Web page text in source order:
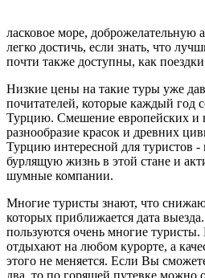
ласковое море, доброжелательную
легко достичь, если знать, что
почти также доступны, как
Низкие цены на такие туры уже
почитателей, которые каждый год
Турцию. Смешение европейских и
разнообразие красок и древних
Турцию интересной для туристов -
бурлящую жизнь в этой стане и
шумные компании.
Многие туристы знают, что
которых приближается дата
пользуются очень многие
отдыхают на любом курорте, а
этого не меняется. Если Вы